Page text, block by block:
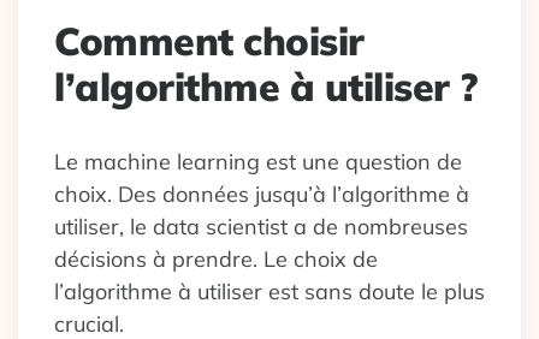
Comment choisir
l’algorithme à utiliser ?
Le machine learning est une question de
choix. Des données jusqu’à l’algorithme à
utiliser, le data scientist a de nombreuses
décisions à prendre. Le choix de
l’algorithme à utiliser est sans doute le plus
crucial.